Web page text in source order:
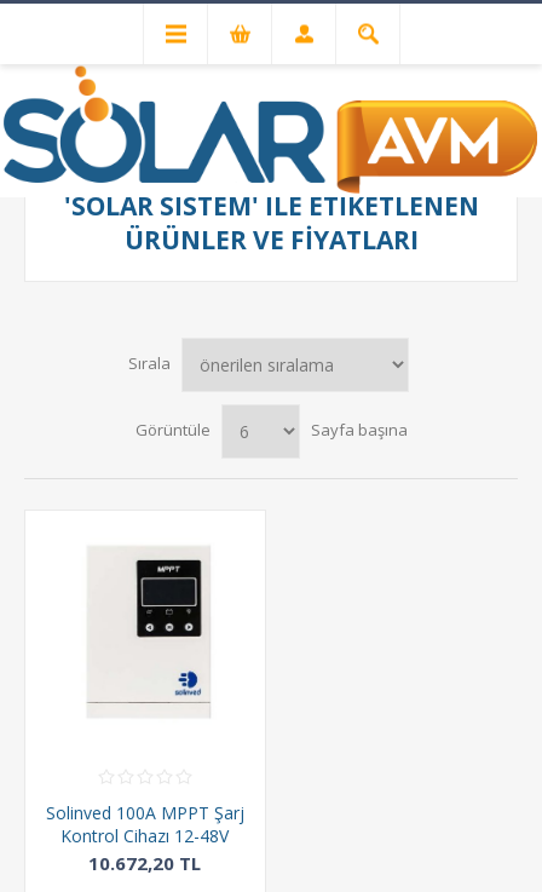
'SOLAR SISTEM' ILE ETIKETLENEN
ÜRÜNLER VE FIYATLARI
Sırala
Görüntüle Sayfa başına
Solinved 100A MPPT Şarj
Kontrol Cihazı 12-48V
10.672,20 TL